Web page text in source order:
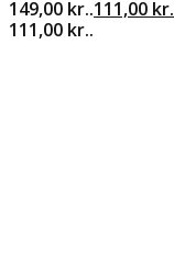
149,00 kr..111,00 kr.
111,00 kr..